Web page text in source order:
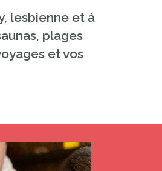
lesbienne et à
plages
et vos